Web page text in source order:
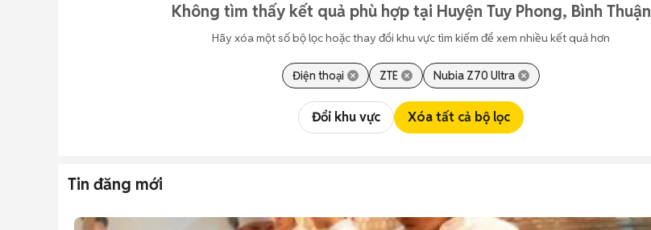
Không tìm thấy kết quả phù hợp tại Huyện Tuy Phong, Bình Thuận
Hãy xóa một số bộ lọc hoặc thay đổi khu vực tìm kiếm để xem nhiều kết quả hơn
Điện thoại ZTE Nubia Z70 Ultra
Đổi khu vực Xóa tất cả bộ lọc
Tin đăng mới